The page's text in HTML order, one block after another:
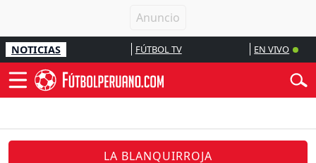
NOTICIAS FÚTBOL TV EN VIVO
LA BLANQUIRROJA